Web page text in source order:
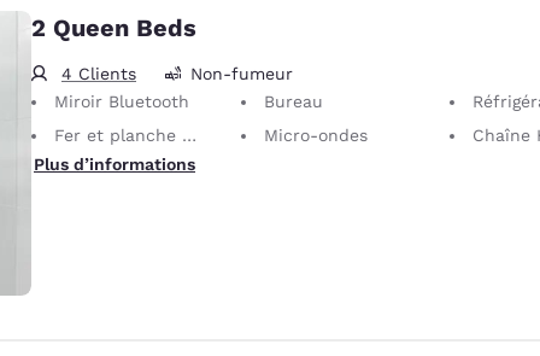
2 Queen Beds
4 Clients
Non-fumeur
Miroir Bluetooth
Bureau
Fer et planche à repasser
Micro-ondes
Chaîne
Plus d’informations